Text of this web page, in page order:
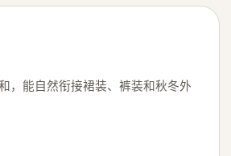
，能自然衔接裙装、裤装和秋冬外